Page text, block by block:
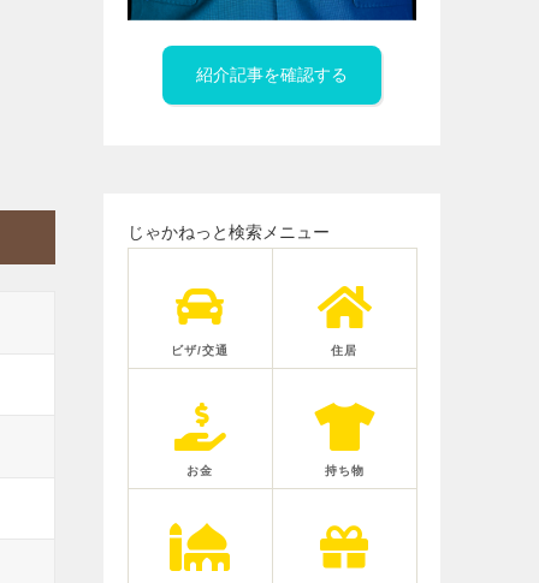
紹介記事を確認する
じゃかねっと検索メニュー
ビザ/交通 住居
お金 持ち物